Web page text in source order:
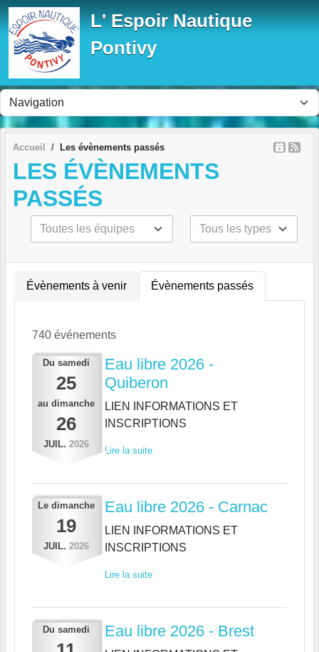
L' Espoir Nautique
Pontivy
Accueil Les évènements passés
LES ÉVÈNEMENTS
PASSÉS
Évènements à venir Évènements passés
740 événements
Du samedi
25
au dimanche
26
JUIL. 2026
Eau libre 2026 -
Quiberon
LIEN INFORMATIONS ET
INSCRIPTIONS
Lire la suite
Le dimanche
19
JUIL. 2026
Eau libre 2026 - Carnac
LIEN INFORMATIONS ET
INSCRIPTIONS
Lire la suite
Du samedi Eau libre 2026 - Brest
Panneau de gestion des cookies